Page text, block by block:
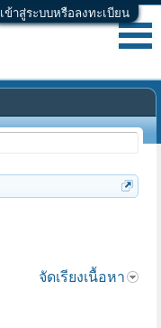
เข้าสู่ระบบหรือลงทะเบียน
จัดเรียงเนื้อหา